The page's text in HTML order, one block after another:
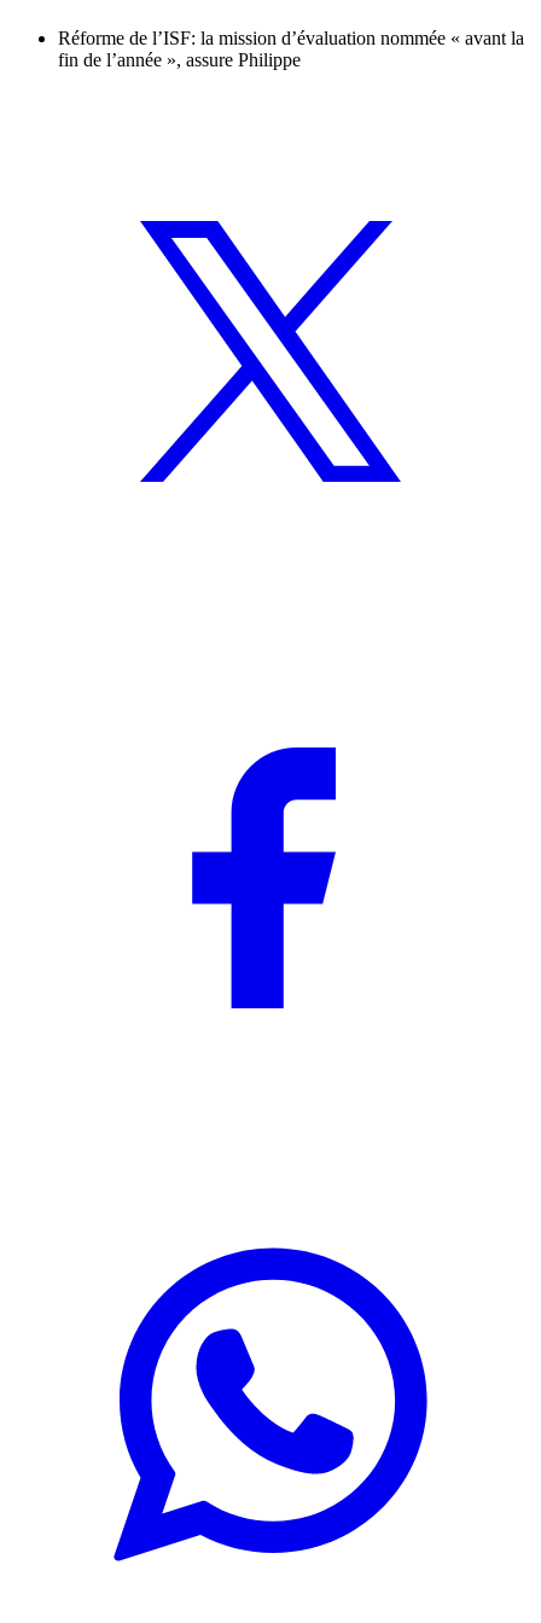
Réforme de l’ISF: la mission d’évaluation nommée « avant la
fin de l’année », assure Philippe